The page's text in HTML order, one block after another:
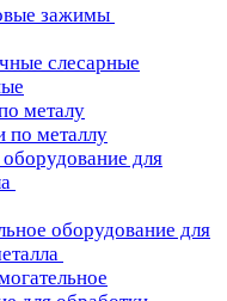
зажимы
слесарные
металу
по металлу
для
оборудование для